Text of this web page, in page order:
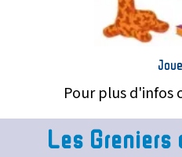
Pour plus d'infos
Les Greniers